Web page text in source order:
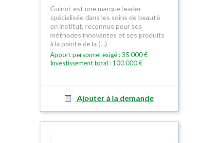
Guinot est une marque leader
spécialisée dans les soins de beauté
en institut, reconnue pour ses
méthodes innovantes et ses produits
à la pointe de la (…)
Apport personnel exigé : 35 000 €
Investissement total : 100 000 €
Ajouter à la demande